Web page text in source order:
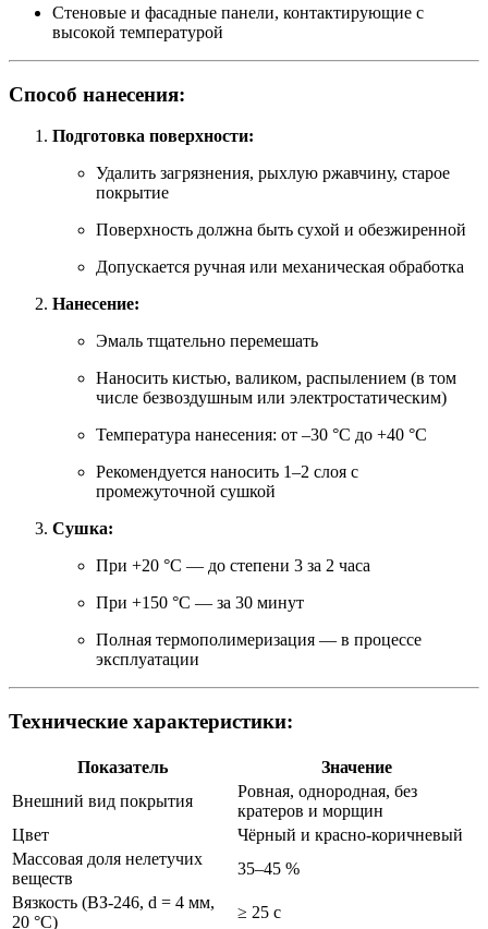
Стеновые и фасадные панели, контактирующие с
высокой температурой
Способ нанесения:
Подготовка поверхности:
Удалить загрязнения, рыхлую ржавчину, старое
покрытие
Поверхность должна быть сухой и обезжиренной
Допускается ручная или механическая обработка
Нанесение:
Эмаль тщательно перемешать
Наносить кистью, валиком, распылением (в том
числе безвоздушным или электростатическим)
Температура нанесения: от –30 °C до +40 °C
Рекомендуется наносить 1–2 слоя с
промежуточной сушкой
Сушка:
При +20 °C — до степени 3 за 2 часа
При +150 °C — за 30 минут
Полная термополимеризация — в процессе
эксплуатации
Технические характеристики:
Показатель
Значение
Внешний вид покрытия
Ровная, однородная, без
кратеров и морщин
Цвет
Чёрный и красно-коричневый
Массовая доля нелетучих
веществ
35–45 %
Вязкость (ВЗ-246, d = 4 мм,
20 °C)
≥ 25 с